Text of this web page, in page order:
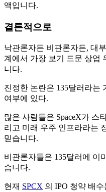
액입니다.
결론적으로
낙관론자든 비관론자든, 대
계에서 가장 보기 드문 상업
니다.
진정한 논란은 135달러라는
여부에 있다.
많은 사람들은 SpaceX가 스
리고 미래 우주 인프라라는
믿습니다.
비관론자들은 135달러에 이
습니다.
현재 SPCX 의 IPO 청약 배